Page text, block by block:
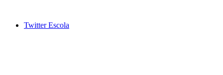
Twitter Escola